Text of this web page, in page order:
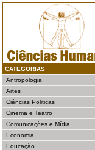
CATEGORIAS
Antropologia
Artes
Ciências Politicas
Cinema e Teatro
Comunicações e Mídia
Economia
Educação